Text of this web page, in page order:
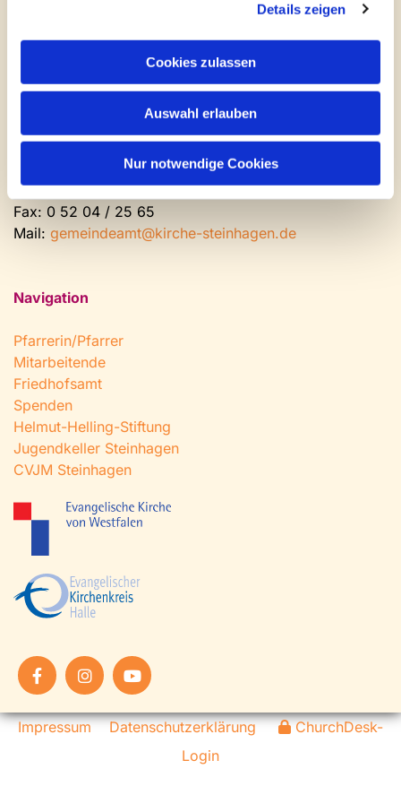
Details zeigen
Cookies zulassen
Auswahl erlauben
Nur notwendige Cookies
Kontakt und Öffnungszeiten
Gemeinde- und Friedhofsamt
Montag: geschlossen
Nachmittags nach Vereinbarung
Tel:0 52 04 / 36 28
Fax: 0 52 04 / 25 65
Mail: gemeindeamt@kirche-steinhagen.de
Navigation
Pfarrerin/Pfarrer
Mitarbeitende
Friedhofsamt
Spenden
Helmut-Helling-Stiftung
Jugendkeller Steinhagen
CVJM Steinhagen
Impressum Datenschutzerklärung
ChurchDesk-
Login